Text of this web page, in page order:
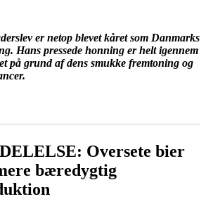
er netop blevet kåret som Danmarks
Hans pressede honning er helt igennem
på grund af dens smukke fremtoning og
Oversete bier
bæredygtig